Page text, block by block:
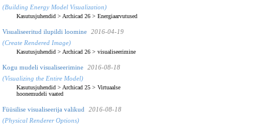
(Building Energy Model Visualization)
Kasutusjuhendid > Archicad 26 > Energiaarvutused
Visualiseeritud ilupildi loomine
2016-04-19
(Create Rendered Image)
Kasutusjuhendid > Archicad 26 > visualiseerimine
Kogu mudeli visualiseerimine
2016-08-18
(Visualizing the Entire Model)
Kasutusjuhendid > Archicad 25 > Virtuaalse
hoonemudeli vaated
Füüsilise visualiseerija valikud
2016-08-18
(Physical Renderer Options)